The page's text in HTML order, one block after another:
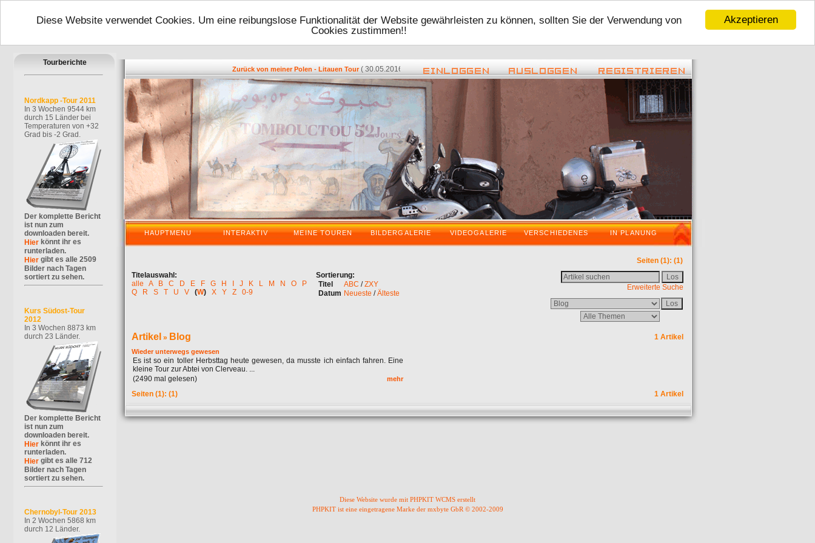
Akzeptieren
Diese Website verwendet Cookies. Um eine reibungslose Funktionalität der Website gewährleisten zu können, sollten Sie der Verwendung von
Cookies zustimmen!!
Zurück von meiner Polen - Litauen Tour( 30.05.2016 - 17:48 ) -Zurück vom VDT 2016 ( 08.05.2016 - 22:45 ) -Tour 2016( 06.01.2016 - 16:59 ) -
HAUPTMENU INTERAKTIV MEINE TOUREN BILDERGALERIE VIDEOGALERIE VERSCHIEDENES IN PLANUNG
Tourberichte
Nordkapp -Tour 2011
In 3 Wochen 9544 km
durch 15 Länder bei
Temperaturen von +32
Grad bis -2 Grad.
Der komplette Bericht
ist nun zum
downloaden bereit.
Hier könnt ihr es
runterladen.
Hier gibt es alle 2509
Bilder nach Tagen
sortiert zu sehen.
Kurs Südost-Tour
2012
In 3 Wochen 8873 km
durch 23 Länder.
Der komplette Bericht
ist nun zum
downloaden bereit.
Hier könnt ihr es
runterladen.
Hier gibt es alle 712
Bilder nach Tagen
sortiert zu sehen.
Chernobyl-Tour 2013
In 2 Wochen 5868 km
durch 12 Länder.
Seiten (1): (1)
Titelauswahl:
alle
A B C D E F G H J K L M N O
P
Q
R S T U V (W) X Y Z 0-9
Sortierung:
Titel
ABC /ZXY
Datum Neueste /Älteste
Erweiterte Suche
Artikel » Blog 1 Artikel
Wieder unterwegs gewesen
Es ist so ein toller Herbsttag heute gewesen, da musste ich einfach fahren. Eine
kleine Tour zur Abtei von Clerveau. ...
(2490 mal gelesen)
mehr
Seiten (1): (1) 1 Artikel
Diese Website wurde mit PHPKIT WCMS erstellt
PHPKIT ist eine eingetragene Marke der mxbyte GbR © 2002-2009